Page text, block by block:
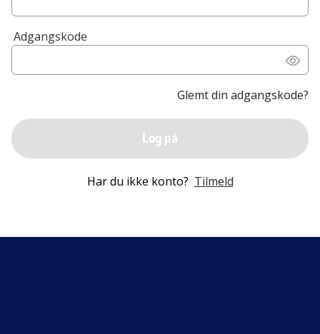
Adgangskode
Glemt din adgangskode?
Log på
Har du ikke konto? Tilmeld